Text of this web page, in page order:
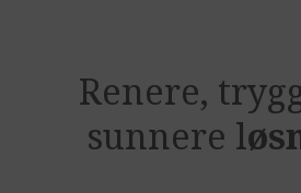
Renere,
sunnere l